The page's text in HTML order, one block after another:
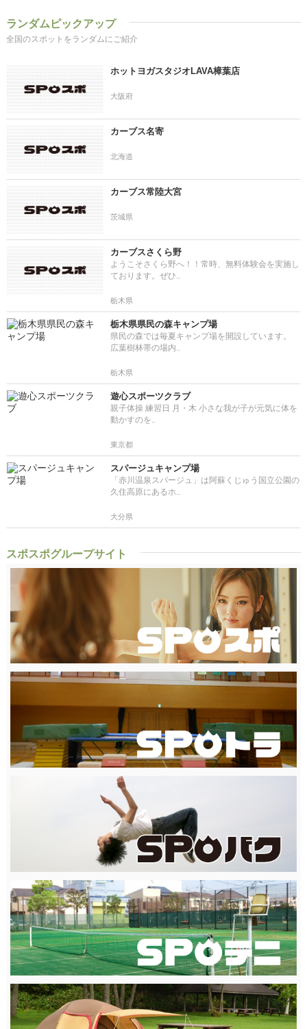
ランダムピックアップ
全国のスポットをランダムにご紹介
ホットヨガスタジオLAVA樟葉店
大阪府
カーブス名寄
北海道
カーブス常陸大宮
茨城県
カーブスさくら野
ようこそさくら野へ！！常時、無料体験会を実施し
ております。ぜひ..
栃木県
栃木県県民の森キャンプ場
県民の森では毎夏キャンプ場を開設しています。
広葉樹林帯の場内..
栃木県
遊心スポーツクラブ
親子体操 練習日 月・木 小さな我が子が元気に体を
動かすのを..
東京都
スパージュキャンプ場
「赤川温泉スパージュ」は阿蘇くじゅう国立公園の
久住高原にあるホ..
大分県
スポスポグループサイト